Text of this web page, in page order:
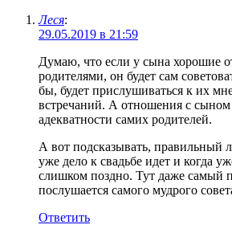
Леся:
29.05.2019 в 21:59
Думаю, что если у сына хорошие
родителями, он будет сам
бы, будет прислушиваться к их
встречаний. А отношения с сыном
адекватности самих родителей.
А вот подсказывать, правильный
уже дело к свадьбе идет и когда
слишком поздно. Тут даже самый
послушается самого мудрого
Ответить